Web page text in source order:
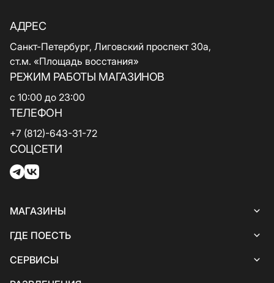
АДРЕС
Санкт-Петербург, Лиговский проспект 30а,
ст.м. «Площадь восстания»
РЕЖИМ РАБОТЫ МАГАЗИНОВ
с 10:00 до 23:00
ТЕЛЕФОН
+7 (812)-643-31-72
СОЦСЕТИ
МАГАЗИНЫ
Все магазины
Женская одежда
ГДЕ ПОЕСТЬ
Все кафе и рестораны
Итальянская кухня
СЕРВИСЫ